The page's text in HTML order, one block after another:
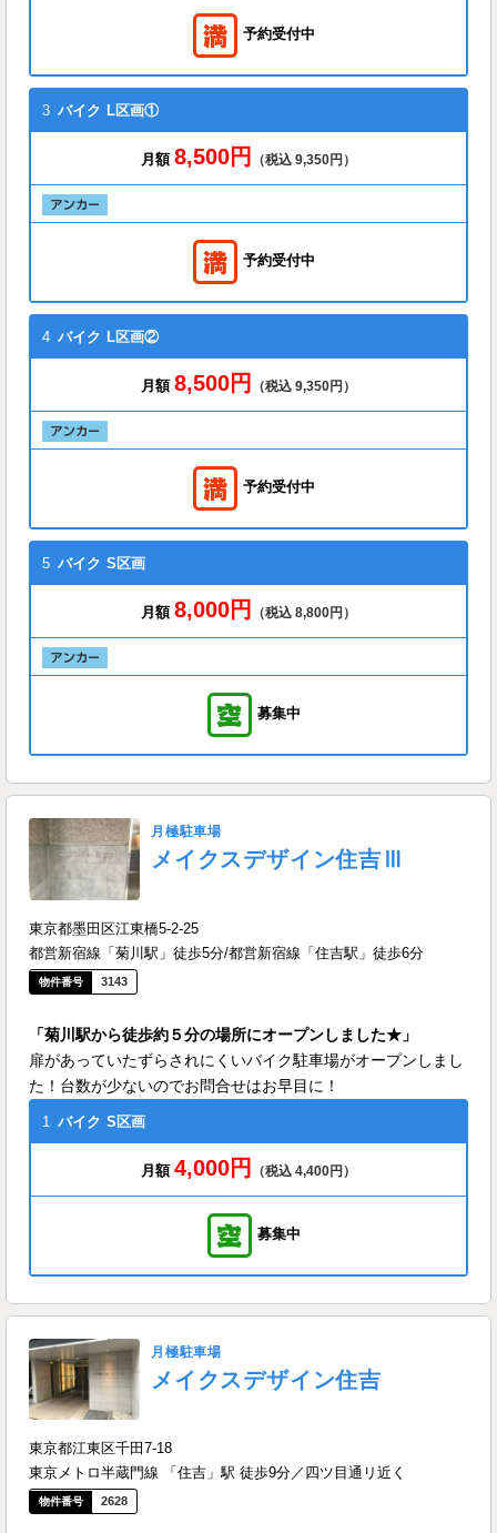
予約受付中
3 バイク L区画①
月額 8,500円 （税込 9,350円）
予約受付中
4 バイク L区画②
月額 8,500円 （税込 9,350円）
予約受付中
5 バイク S区画
月額 8,000円 （税込 8,800円）
募集中
月極駐車場
メイクスデザイン住吉Ⅲ
東京都墨田区江東橋5-2-25
都営新宿線「菊川駅」徒歩5分/都営新宿線「住吉駅」徒歩6分
3143
「菊川駅から徒歩約５分の場所にオープンしました★」
扉があっていたずらされにくいバイク駐車場がオープンしまし
た！台数が少ないのでお問合せはお早目に！
1 バイク S区画
月額 4,000円 （税込 4,400円）
募集中
月極駐車場
メイクスデザイン住吉
東京都江東区千田7-18
東京メトロ半蔵門線 「住吉」駅 徒歩9分／四ツ目通リ近く
2628